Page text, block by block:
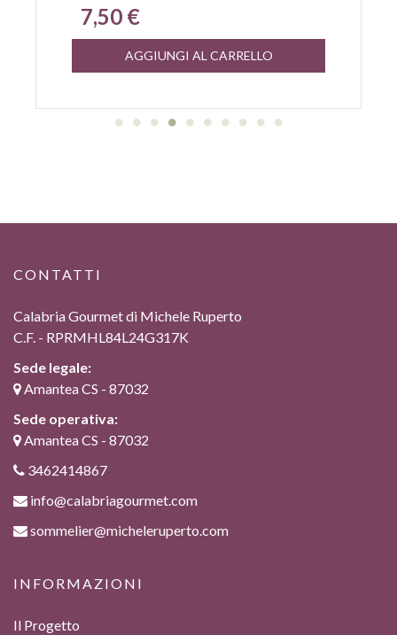
7,50 €
AGGIUNGI AL CARRELLO
CONTATTI
Calabria Gourmet di Michele Ruperto
C.F. - RPRMHL84L24G317K
Sede legale:
Amantea CS - 87032
Sede operativa:
Amantea CS - 87032
3462414867
info@calabriagourmet.com
sommelier@micheleruperto.com
INFORMAZIONI
Il Progetto